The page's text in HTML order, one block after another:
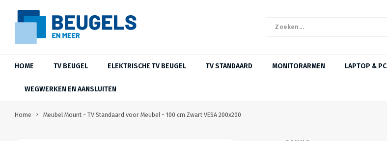
HOME TV BEUGEL ELEKTRISCHE TV BEUGEL TV STANDAARD MONITORARMEN LAPTOP & PC
WEGWERKEN EN AANSLUITEN
Home Meubel Mount - TV Standaard voor Meubel - 100 cm Zwart VESA 200x200